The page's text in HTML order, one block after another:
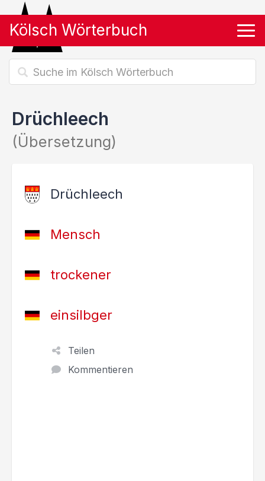
Kölsch Wörterbuch
Drüchleech
(Übersetzung)
Drüchleech
Mensch
trockener
einsilbger
Teilen
Kommentieren